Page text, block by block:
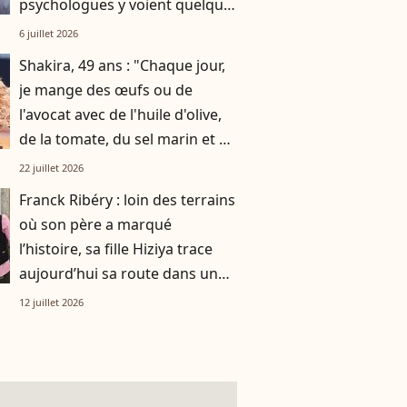
psychologues y voient quelque
chose de bien plus profond.
6 juillet 2026
Shakira, 49 ans : "Chaque jour,
je mange des œufs ou de
l'avocat avec de l'huile d'olive,
de la tomate, du sel marin et un
smoothie"
22 juillet 2026
Franck Ribéry : loin des terrains
où son père a marqué
l’histoire, sa fille Hiziya trace
aujourd’hui sa route dans un
tout autre univers
12 juillet 2026